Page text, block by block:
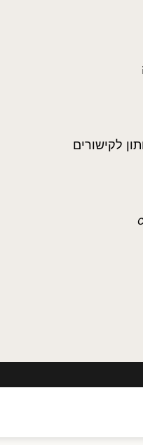
לקישורים